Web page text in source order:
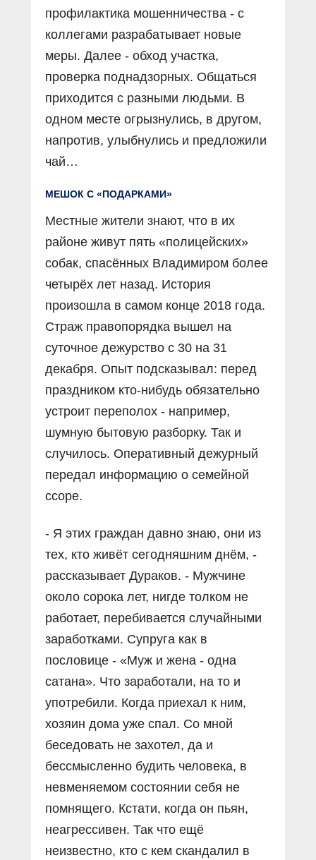
профилактика мошенничества - с
коллегами разрабатывает новые
меры. Далее - обход участка,
проверка поднадзорных. Общаться
приходится с разными людьми. В
одном месте огрызнулись, в другом,
напротив, улыбнулись и предложили
чай…
МЕШОК С «ПОДАРКАМИ»
Местные жители знают, что в их
районе живут пять «полицейских»
собак, спасённых Владимиром более
четырёх лет назад. История
произошла в самом конце 2018 года.
Страж правопорядка вышел на
суточное дежурство с 30 на 31
декабря. Опыт подсказывал: перед
праздником кто-нибудь обязательно
устроит переполох - например,
шумную бытовую разборку. Так и
случилось. Оперативный дежурный
передал информацию о семейной
ссоре.
- Я этих граждан давно знаю, они из
тех, кто живёт сегодняшним днём, -
рассказывает Дураков. - Мужчине
около сорока лет, нигде толком не
работает, перебивается случайными
заработками. Супруга как в
пословице - «Муж и жена - одна
сатана». Что заработали, на то и
употребили. Когда приехал к ним,
хозяин дома уже спал. Со мной
беседовать не захотел, да и
бессмысленно будить человека, в
невменяемом состоянии себя не
помнящего. Кстати, когда он пьян,
неагрессивен. Так что ещё
неизвестно, кто с кем скандалил в